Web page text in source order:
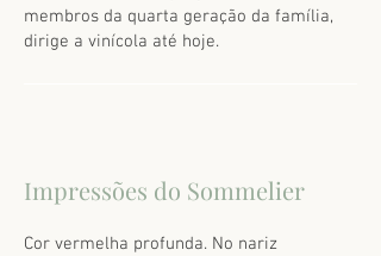
membros da quarta geração da família,
dirige a vinícola até hoje.
Impressões do Sommelier
Cor vermelha profunda. No nariz